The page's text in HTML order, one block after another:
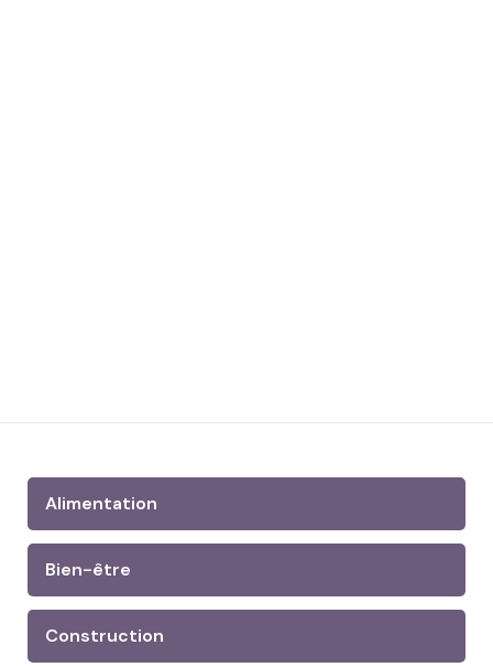
Alimentation
Bien-être
Construction